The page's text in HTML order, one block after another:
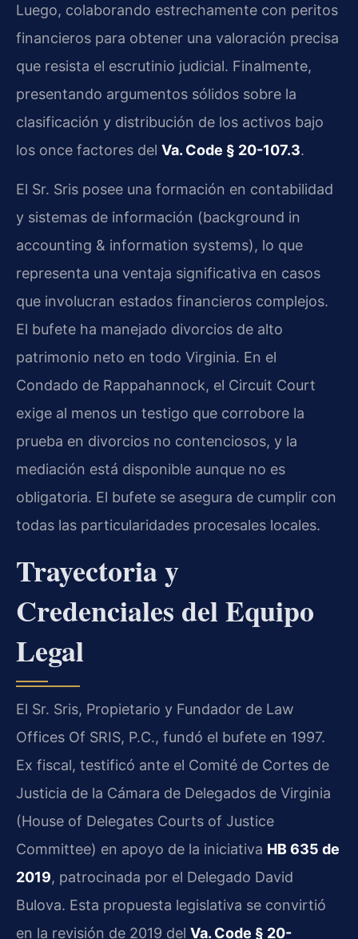
Luego, colaborando estrechamente con peritos
financieros para obtener una valoración precisa
que resista el escrutinio judicial. Finalmente,
presentando argumentos sólidos sobre la
clasificación y distribución de los activos bajo
los once factores del Va. Code § 20-107.3.
El Sr. Sris posee una formación en contabilidad
y sistemas de información (background in
accounting & information systems), lo que
representa una ventaja significativa en casos
que involucran estados financieros complejos.
El bufete ha manejado divorcios de alto
patrimonio neto en todo Virginia. En el
Condado de Rappahannock, el Circuit Court
exige al menos un testigo que corrobore la
prueba en divorcios no contenciosos, y la
mediación está disponible aunque no es
obligatoria. El bufete se asegura de cumplir con
todas las particularidades procesales locales.
Trayectoria y
Credenciales del Equipo
Legal
El Sr. Sris, Propietario y Fundador de Law
Offices Of SRIS, P.C., fundó el bufete en 1997.
Ex fiscal, testificó ante el Comité de Cortes de
Justicia de la Cámara de Delegados de Virginia
(House of Delegates Courts of Justice
Committee) en apoyo de la iniciativa HB 635 de
2019, patrocinada por el Delegado David
Bulova. Esta propuesta legislativa se convirtió
en la revisión de 2019 del Va. Code § 20-